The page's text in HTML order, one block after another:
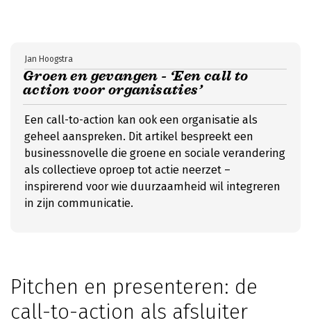
Groen en gevangen - ‘Een call to
action voor organisaties’
Jan Hoogstra
Een call-to-action kan ook een organisatie als
geheel aanspreken. Dit artikel bespreekt een
businessnovelle die groene en sociale verandering
als collectieve oproep tot actie neerzet –
inspirerend voor wie duurzaamheid wil integreren
in zijn communicatie.
Pitchen en presenteren: de
call-to-action als afsluiter